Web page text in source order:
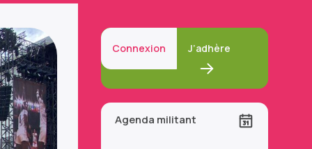
Connexion J’adhère
Agenda militant